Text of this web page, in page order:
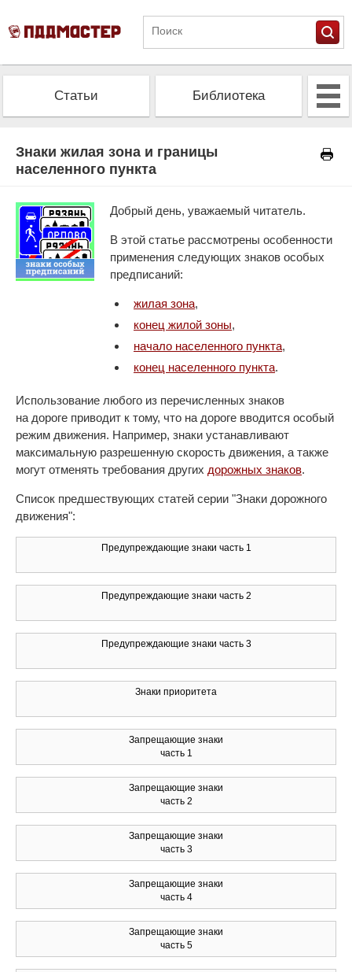
Статьи Библиотека
Знаки жилая зона и границы
населенного пункта
Добрый день, уважаемый читатель.
В этой статье рассмотрены особенности
применения следующих знаков особых
предписаний:
жилая зона,
конец жилой зоны,
начало населенного пункта,
конец населенного пункта.
Использование любого из перечисленных знаков
на дороге приводит к тому, что на дороге вводится особый
режим движения. Например, знаки устанавливают
максимальную разрешенную скорость движения, а также
могут отменять требования других дорожных знаков.
Список предшествующих статей серии "Знаки дорожного
движения":
Предупреждающие знаки часть 1
Предупреждающие знаки часть 2
Предупреждающие знаки часть 3
Знаки приоритета
Запрещающие знаки
часть 1
Запрещающие знаки
часть 2
Запрещающие знаки
часть 3
Запрещающие знаки
часть 4
Запрещающие знаки
часть 5